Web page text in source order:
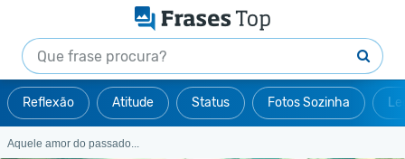
Reflexão Atitude Status Fotos Sozinha
Aquele amor do passado...